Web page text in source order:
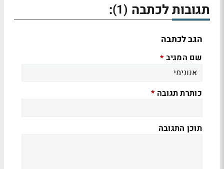
תגובות לכתבה (1)
:
הגב לכתבה
שם המגיב *
כותרת תגובה *
תוכן התגובה